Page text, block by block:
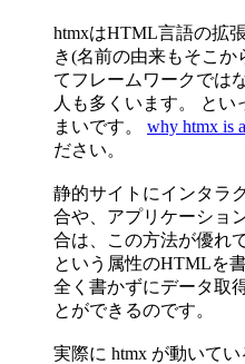
htmxはHTML言語の拡
き(名前の由来もそこか
てフレームワークでは
人も多くいます。 とい
まいです。 why htmx is
ださい。
静的サイトにインタラ
合や、アプリケーショ
合は、この方法が優れ
という属性のHTMLを
全く書かずにデータ取
とができるのです。
実際に htmx が動いて